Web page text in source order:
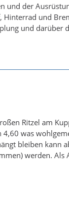
und der
Hinterrad und
und
Ritzel am
was
bleiben kann
werden.